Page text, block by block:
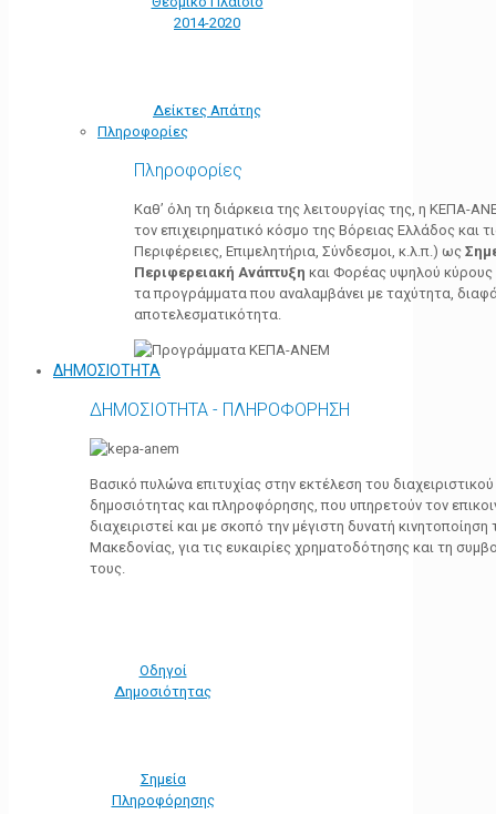
2014-2020
Δείκτες Απάτης
Πληροφορίες
Πληροφορίες
Καθ’ όλη τη διάρκεια της λειτουργίας της, η ΚΕΠΑ-
τον επιχειρηματικό κόσμο της Βόρειας Ελλάδος και
Περιφέρειες, Επιμελητήρια, Σύνδεσμοι, κ.λ.π.) ως
Περιφερειακή Ανάπτυξη και Φορέας υψηλού κύρους
τα προγράμματα που αναλαμβάνει με ταχύτητα,
αποτελεσματικότητα.
ΔΗΜΟΣΙΟΤΗΤΑ
ΔΗΜΟΣΙΟΤΗΤΑ - ΠΛΗΡΟΦΟΡΗΣΗ
Βασικό πυλώνα επιτυχίας στην εκτέλεση του
δημοσιότητας και πληροφόρησης, που υπηρετούν τον
διαχειριστεί και με σκοπό την μέγιστη δυνατή
Μακεδονίας, για τις ευκαιρίες χρηματοδότησης και τη
τους.
Οδηγοί
Δημοσιότητας
Σημεία
Πληροφόρησης